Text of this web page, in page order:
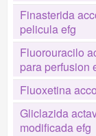
Finasterida
pelicula efg
Fluorouracilo
para perfusion
Fluoxetina
Gliclazida
modificada efg